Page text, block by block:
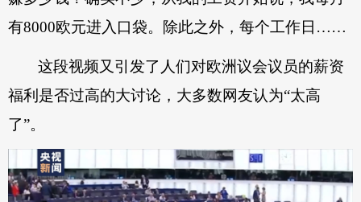
有8000欧元进入口袋。除此之外，每个工作日……
这段视频又引发了人们对欧洲议会议员的薪资
福利是否过高的大讨论，大多数网友认为“太高
了”。